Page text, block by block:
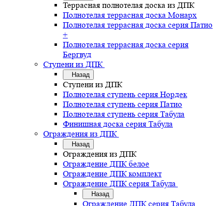
Террасная полнотелая доска из ДПК
Полнотелая террасная доска Монарх
Полнотелая террасная доска серия Патио
+
Полнотелая террасная доска серия
Бергвуд
Ступени из ДПК
Назад
Ступени из ДПК
Полнотелая ступень серия Нордек
Полнотелая ступень серия Патио
Полнотелая ступень серия Табула
Финишная доска серия Табула
Ограждения из ДПК
Назад
Ограждения из ДПК
Ограждение ДПК белое
Ограждение ДПК комплект
Ограждение ДПК серия Табула
Назад
Ограждение ДПК серия Табула